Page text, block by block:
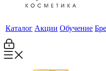
Каталог Акции Обучение